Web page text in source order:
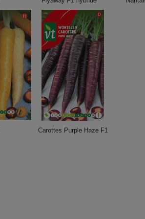
Carottes Purple Haze F1